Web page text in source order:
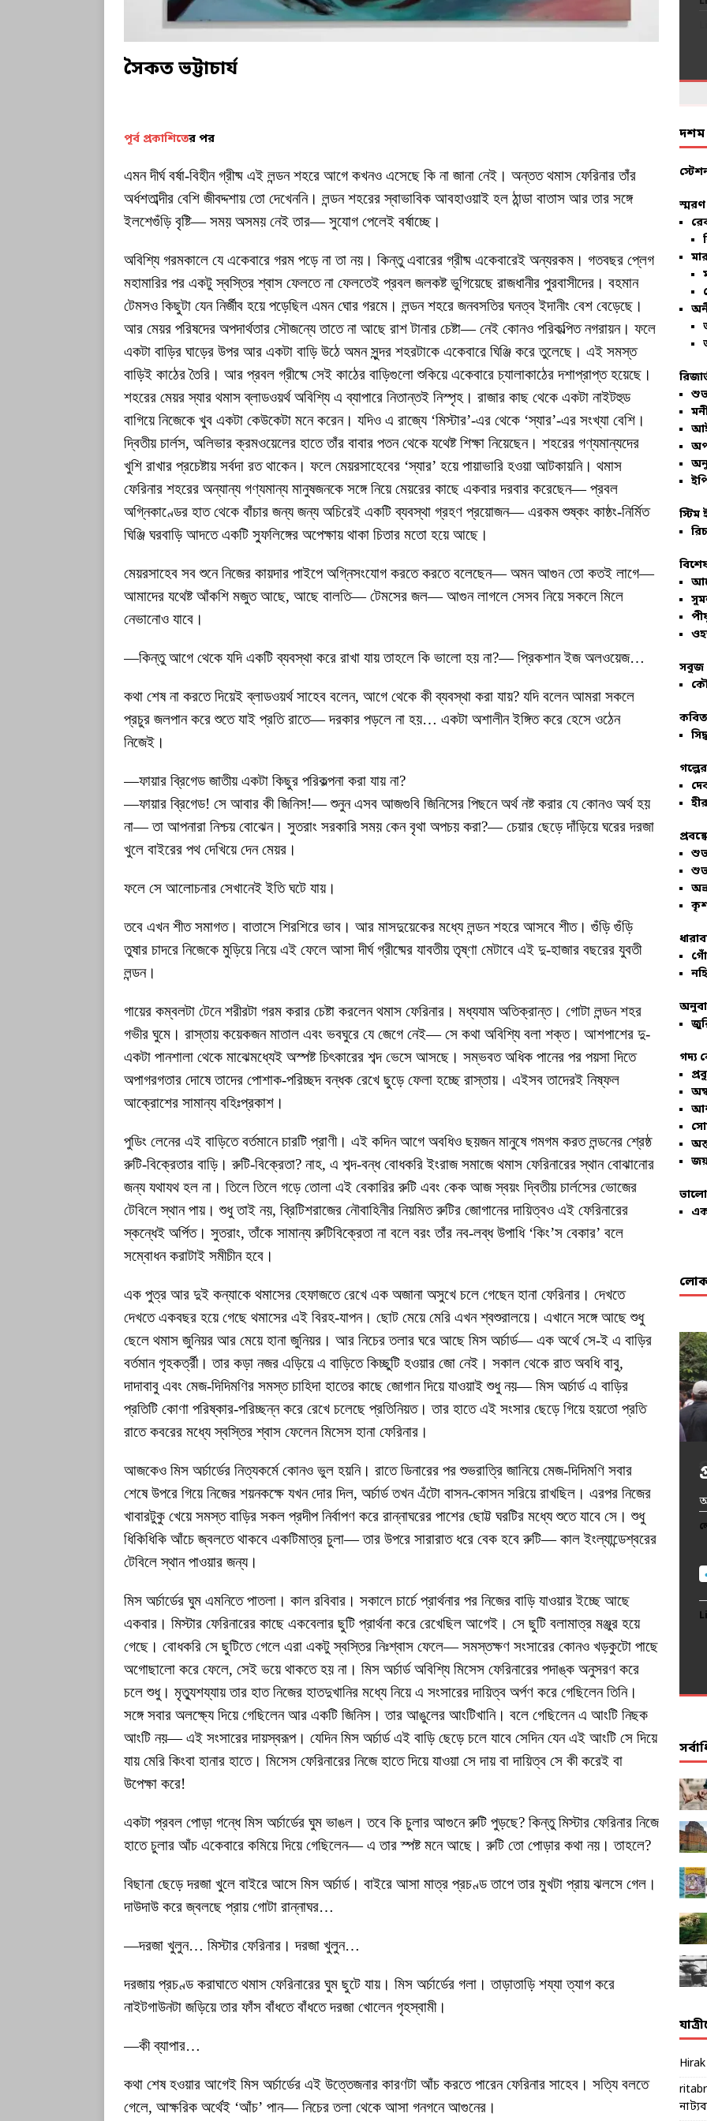
সৈকত ভট্টাচার্য
পূর্ব প্রকাশিতের পর
এমন দীর্ঘ বর্ষা-বিহীন গ্রীষ্ম এই লন্ডন শহরে আগে কখনও এসেছে কি না জানা নেই। অন্তত থমাস ফেরিনার তাঁর
অর্ধশতাব্দীর বেশি জীবদ্দশায় তো দেখেননি। লন্ডন শহরের স্বাভাবিক আবহাওয়াই হল ঠান্ডা বাতাস আর তার সঙ্গে
ইলশেগুঁড়ি বৃষ্টি— সময় অসময় নেই তার— সুযোগ পেলেই বর্ষাচ্ছে।
অবিশ্যি গরমকালে যে একেবারে গরম পড়ে না তা নয়। কিন্তু এবারের গ্রীষ্ম একেবারেই অন্যরকম। গতবছর প্লেগ
মহামারির পর একটু স্বস্তির শ্বাস ফেলতে না ফেলতেই প্রবল জলকষ্ট ভুগিয়েছে রাজধানীর পুরবাসীদের। বহমান
টেমসও কিছুটা যেন নির্জীব হয়ে পড়েছিল এমন ঘোর গরমে। লন্ডন শহরে জনবসতির ঘনত্ব ইদানীং বেশ বেড়েছে।
আর মেয়র পরিষদের অপদার্থতার সৌজন্যে তাতে না আছে রাশ টানার চেষ্টা— নেই কোনও পরিকল্পিত নগরায়ন। ফলে
একটা বাড়ির ঘাড়ের উপর আর একটা বাড়ি উঠে অমন সুন্দর শহরটাকে একেবারে ঘিঞ্জি করে তুলেছে। এই সমস্ত
বাড়িই কাঠের তৈরি। আর প্রবল গ্রীষ্মে সেই কাঠের বাড়িগুলো শুকিয়ে একেবারে চ্যালাকাঠের দশাপ্রাপ্ত হয়েছে।
শহরের মেয়র স্যার থমাস ব্লাডওয়র্থ অবিশ্যি এ ব্যাপারে নিতান্তই নিস্পৃহ। রাজার কাছ থেকে একটা নাইটহুড
বাগিয়ে নিজেকে খুব একটা কেউকেটা মনে করেন। যদিও এ রাজ্যে ‘মিস্টার’-এর থেকে ‘স্যার’-এর সংখ্যা বেশি।
দ্বিতীয় চার্লস, অলিভার ক্রমওয়েলের হাতে তাঁর বাবার পতন থেকে যথেষ্ট শিক্ষা নিয়েছেন। শহরের গণ্যমান্যদের
খুশি রাখার প্রচেষ্টায় সর্বদা রত থাকেন। ফলে মেয়রসাহেবের ‘স্যার’ হয়ে পায়াভারি হওয়া আটকায়নি। থমাস
ফেরিনার শহরের অন্যান্য গণ্যমান্য মানুষজনকে সঙ্গে নিয়ে মেয়রের কাছে একবার দরবার করেছেন— প্রবল
অগ্নিকাণ্ডের হাত থেকে বাঁচার জন্য জন্য অচিরেই একটি ব্যবস্থা গ্রহণ প্রয়োজন— এরকম শুষ্কং কাষ্ঠং-নির্মিত
ঘিঞ্জি ঘরবাড়ি আদতে একটি স্ফুলিঙ্গের অপেক্ষায় থাকা চিতার মতো হয়ে আছে।
মেয়রসাহেব সব শুনে নিজের কায়দার পাইপে অগ্নিসংযোগ করতে করতে বলেছেন— অমন আগুন তো কতই লাগে—
আমাদের যথেষ্ট আঁকশি মজুত আছে, আছে বালতি— টেমসের জল— আগুন লাগলে সেসব নিয়ে সকলে মিলে
নেভানোও যাবে।
—কিন্তু আগে থেকে যদি একটি ব্যবস্থা করে রাখা যায় তাহলে কি ভালো হয় না?— প্রিকশান ইজ অলওয়েজ…
কথা শেষ না করতে দিয়েই ব্লাডওয়র্থ সাহেব বলেন, আগে থেকে কী ব্যবস্থা করা যায়? যদি বলেন আমরা সকলে
প্রচুর জলপান করে শুতে যাই প্রতি রাতে— দরকার পড়লে না হয়… একটা অশালীন ইঙ্গিত করে হেসে ওঠেন
নিজেই।
—ফায়ার ব্রিগেড জাতীয় একটা কিছুর পরিকল্পনা করা যায় না?
—ফায়ার ব্রিগেড! সে আবার কী জিনিস!— শুনুন এসব আজগুবি জিনিসের পিছনে অর্থ নষ্ট করার যে কোনও অর্থ হয়
না— তা আপনারা নিশ্চয় বোঝেন। সুতরাং সরকারি সময় কেন বৃথা অপচয় করা?— চেয়ার ছেড়ে দাঁড়িয়ে ঘরের দরজা
খুলে বাইরের পথ দেখিয়ে দেন মেয়র।
ফলে সে আলোচনার সেখানেই ইতি ঘটে যায়।
তবে এখন শীত সমাগত। বাতাসে শিরশিরে ভাব। আর মাসদুয়েকের মধ্যে লন্ডন শহরে আসবে শীত। গুঁড়ি গুঁড়ি
তুষার চাদরে নিজেকে মুড়িয়ে নিয়ে এই ফেলে আসা দীর্ঘ গ্রীষ্মের যাবতীয় তৃষ্ণা মেটাবে এই দু-হাজার বছরের যুবতী
লন্ডন।
গায়ের কম্বলটা টেনে শরীরটা গরম করার চেষ্টা করলেন থমাস ফেরিনার। মধ্যযাম অতিক্রান্ত। গোটা লন্ডন শহর
গভীর ঘুমে। রাস্তায় কয়েকজন মাতাল এবং ভবঘুরে যে জেগে নেই— সে কথা অবিশ্যি বলা শক্ত। আশপাশের দু-
একটা পানশালা থেকে মাঝেমধ্যেই অস্পষ্ট চিৎকারের শব্দ ভেসে আসছে। সম্ভবত অধিক পানের পর পয়সা দিতে
অপাগরগতার দোষে তাদের পোশাক-পরিচ্ছদ বন্ধক রেখে ছুড়ে ফেলা হচ্ছে রাস্তায়। এইসব তাদেরই নিষ্ফল
আক্রোশের সামান্য বহিঃপ্রকাশ।
পুডিং লেনের এই বাড়িতে বর্তমানে চারটি প্রাণী। এই কদিন আগে অবধিও ছয়জন মানুষে গমগম করত লন্ডনের শ্রেষ্ঠ
রুটি-বিক্রেতার বাড়ি। রুটি-বিক্রেতা? নাহ, এ শব্দ-বন্ধ বোধকরি ইংরাজ সমাজে থমাস ফেরিনারের স্থান বোঝানোর
জন্য যথাযথ হল না। তিলে তিলে গড়ে তোলা এই বেকারির রুটি এবং কেক আজ স্বয়ং দ্বিতীয় চার্লসের ভোজের
টেবিলে স্থান পায়। শুধু তাই নয়, ব্রিটিশরাজের নৌবাহিনীর নিয়মিত রুটির জোগানের দায়িত্বও এই ফেরিনারের
স্কন্ধেই অর্পিত। সুতরাং, তাঁকে সামান্য রুটিবিক্রেতা না বলে বরং তাঁর নব-লব্ধ উপাধি ‘কিং’স বেকার’ বলে
সম্বোধন করাটাই সমীচীন হবে।
এক পুত্র আর দুই কন্যাকে থমাসের হেফাজতে রেখে এক অজানা অসুখে চলে গেছেন হানা ফেরিনার। দেখতে
দেখতে একবছর হয়ে গেছে থমাসের এই বিরহ-যাপন। ছোট মেয়ে মেরি এখন শ্বশুরালয়ে। এখানে সঙ্গে আছে শুধু
ছেলে থমাস জুনিয়র আর মেয়ে হানা জুনিয়র। আর নিচের তলার ঘরে আছে মিস অর্চার্ড— এক অর্থে সে-ই এ বাড়ির
বর্তমান গৃহকর্ত্রী। তার কড়া নজর এড়িয়ে এ বাড়িতে কিচ্ছুটি হওয়ার জো নেই। সকাল থেকে রাত অবধি বাবু,
দাদাবাবু এবং মেজ-দিদিমণির সমস্ত চাহিদা হাতের কাছে জোগান দিয়ে যাওয়াই শুধু নয়— মিস অর্চার্ড এ বাড়ির
প্রতিটি কোণা পরিষ্কার-পরিচ্ছন্ন করে রেখে চলেছে প্রতিনিয়ত। তার হাতে এই সংসার ছেড়ে গিয়ে হয়তো প্রতি
রাতে কবরের মধ্যে স্বস্তির শ্বাস ফেলেন মিসেস হানা ফেরিনার।
আজকেও মিস অর্চার্ডের নিত্যকর্মে কোনও ভুল হয়নি। রাতে ডিনারের পর শুভরাত্রি জানিয়ে মেজ-দিদিমণি সবার
শেষে উপরে গিয়ে নিজের শয়নকক্ষে যখন দোর দিল, অর্চার্ড তখন এঁটো বাসন-কোসন সরিয়ে রাখছিল। এরপর নিজের
খাবারটুকু খেয়ে সমস্ত বাড়ির সকল প্রদীপ নির্বাপণ করে রান্নাঘরের পাশের ছোট্ট ঘরটির মধ্যে শুতে যাবে সে। শুধু
ধিকিধিকি আঁচে জ্বলতে থাকবে একটিমাত্র চুলা— তার উপরে সারারাত ধরে বেক হবে রুটি— কাল ইংল্যান্ডেশ্বরের
টেবিলে স্থান পাওয়ার জন্য।
মিস অর্চার্ডের ঘুম এমনিতে পাতলা। কাল রবিবার। সকালে চার্চে প্রার্থনার পর নিজের বাড়ি যাওয়ার ইচ্ছে আছে
একবার। মিস্টার ফেরিনারের কাছে একবেলার ছুটি প্রার্থনা করে রেখেছিল আগেই। সে ছুটি বলামাত্র মঞ্জুর হয়ে
গেছে। বোধকরি সে ছুটিতে গেলে এরা একটু স্বস্তির নিঃশ্বাস ফেলে— সমস্তক্ষণ সংসারের কোনও খড়কুটো পাছে
অগোছালো করে ফেলে, সেই ভয়ে থাকতে হয় না। মিস অর্চার্ড অবিশ্যি মিসেস ফেরিনারের পদাঙ্ক অনুসরণ করে
চলে শুধু। মৃত্যুশয্যায় তার হাত নিজের হাতদুখানির মধ্যে নিয়ে এ সংসারের দায়িত্ব অর্পণ করে গেছিলেন তিনি।
সঙ্গে সবার অলক্ষ্যে দিয়ে গেছিলেন আর একটি জিনিস। তার আঙুলের আংটিখানি। বলে গেছিলেন এ আংটি নিছক
আংটি নয়— এই সংসারের দায়স্বরূপ। যেদিন মিস অর্চার্ড এই বাড়ি ছেড়ে চলে যাবে সেদিন যেন এই আংটি সে দিয়ে
যায় মেরি কিংবা হানার হাতে। মিসেস ফেরিনারের নিজে হাতে দিয়ে যাওয়া সে দায় বা দায়িত্ব সে কী করেই বা
উপেক্ষা করে!
একটা প্রবল পোড়া গন্ধে মিস অর্চার্ডের ঘুম ভাঙল। তবে কি চুলার আগুনে রুটি পুড়ছে? কিন্তু মিস্টার ফেরিনার নিজে
হাতে চুলার আঁচ একেবারে কমিয়ে দিয়ে গেছিলেন— এ তার স্পষ্ট মনে আছে। রুটি তো পোড়ার কথা নয়। তাহলে?
বিছানা ছেড়ে দরজা খুলে বাইরে আসে মিস অর্চার্ড। বাইরে আসা মাত্র প্রচণ্ড তাপে তার মুখটা প্রায় ঝলসে গেল।
দাউদাউ করে জ্বলছে প্রায় গোটা রান্নাঘর…
—দরজা খুলুন… মিস্টার ফেরিনার। দরজা খুলুন…
দরজায় প্রচণ্ড করাঘাতে থমাস ফেরিনারের ঘুম ছুটে যায়। মিস অর্চার্ডের গলা। তাড়াতাড়ি শয্যা ত্যাগ করে
নাইটগাউনটা জড়িয়ে তার ফাঁস বাঁধতে বাঁধতে দরজা খোলেন গৃহস্বামী।
—কী ব্যাপার…
কথা শেষ হওয়ার আগেই মিস অর্চার্ডের এই উত্তেজনার কারণটা আঁচ করতে পারেন ফেরিনার সাহেব। সত্যি বলতে
গেলে, আক্ষরিক অর্থেই ‘আঁচ’ পান— নিচের তলা থেকে আসা গনগনে আগুনের।
দশম
স্মরণ
স্টিম
সবুজ
গদ্য